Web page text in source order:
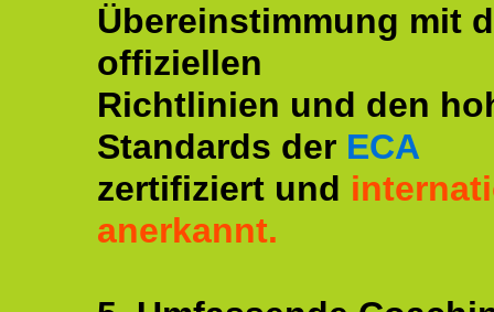
Übereinstimmung mit
offiziellen
Richtlinien und den
Standards der ECA
zertifiziert und
anerkannt.